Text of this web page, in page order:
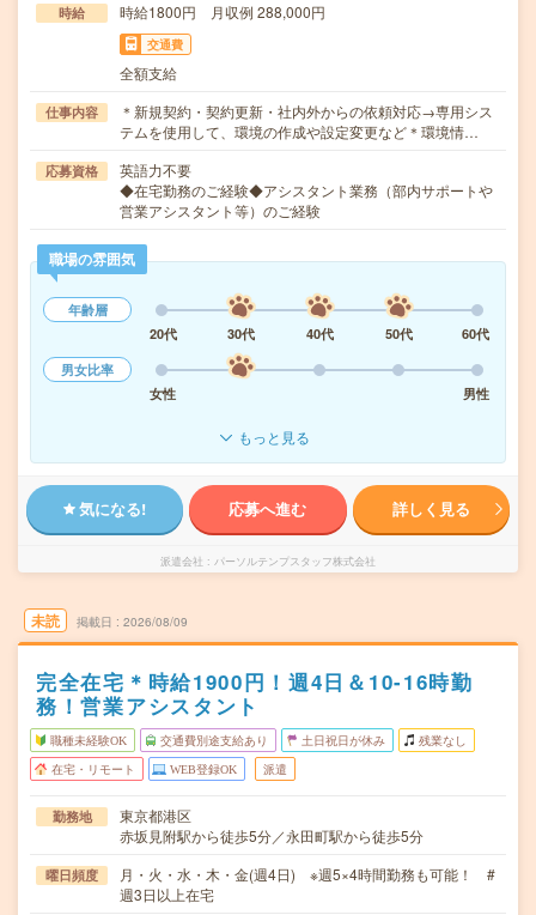
時給 時給1800円 月収例 288,000円
交通費
全額支給
仕事内容
＊新規契約・契約更新・社内外からの依頼対応→専用シス
テムを使用して、環境の作成や設定変更など＊環境情…
応募資格
英語力不要
◆在宅勤務のご経験◆アシスタント業務（部内サポートや
営業アシスタント等）のご経験
職場の雰囲気
年齢層
20代
30代 40代 50代
60代
男女比率
女性
男性
もっと見る
気になる! 応募へ進む 詳しく見る
派遣会社 パーソルテンプスタッフ株式会社
未読 掲載日 2026/08/09
完全在宅＊時給1900円！週4日＆10-16時勤
務！営業アシスタント
職種未経験OK 交通費別途支給あり 土日祝日が休み 残業なし
在宅・リモート WEB登録OK 派遣
勤務地
東京都港区
赤坂見附駅から徒歩5分／永田町駅から徒歩5分
曜日頻度
月・火・水・木・金(週4日) ※週5×4時間勤務も可能！ #
週3日以上在宅